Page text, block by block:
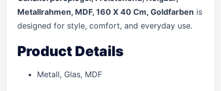
Metallrahmen, MDF, 160 X 40 Cm, Goldfarben is
designed for style, comfort, and everyday use.
Product Details
Metall, Glas, MDF